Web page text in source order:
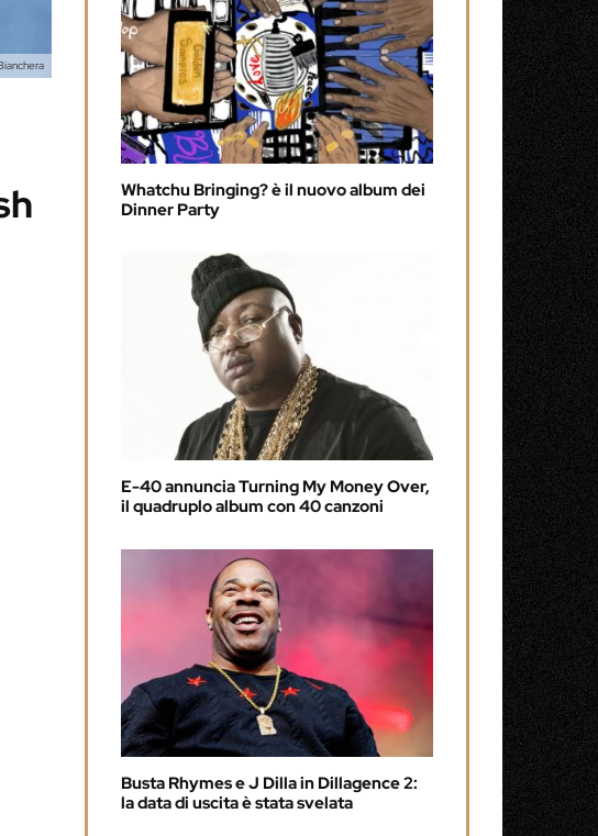
Whatchu Bringing? è il nuovo album dei
Dinner Party
E-40 annuncia Turning My Money Over,
il quadruplo album con 40 canzoni
Busta Rhymes e J Dilla in Dillagence 2:
la data di uscita è stata svelata